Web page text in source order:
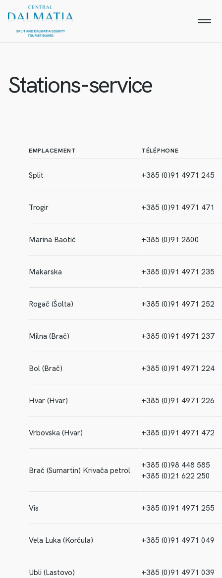
Stations-service
EMPLACEMENT TÉLÉPHONE
Split +385 (0)91 4971 245
Trogir +385 (0)91 4971 471
Marina Baotić +385 (0)91 2800
Makarska +385 (0)91 4971 235
Rogač (Šolta) +385 (0)91 4971 252
Milna (Brač) +385 (0)91 4971 237
Bol (Brač) +385 (0)91 4971 224
Hvar (Hvar) +385 (0)91 4971 226
Vrbovska (Hvar) +385 (0)91 4971 472
Brač (Sumartin) Krivača petrol
+385 (0)98 448 585
+385 (0)21 622 250
Vis +385 (0)91 4971 255
Vela Luka (Korčula) +385 (0)91 4971 049
Ubli (Lastovo) +385 (0)91 4971 039